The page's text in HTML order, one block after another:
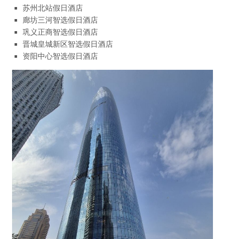
苏州北站假日酒店
廊坊三河智选假日酒店
巩义正商智选假日酒店
晋城皇城新区智选假日酒店
资阳中心智选假日酒店